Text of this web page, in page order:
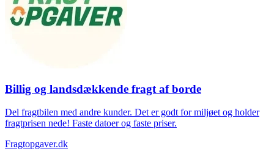
Billig og landsdækkende fragt af borde
Del fragtbilen med andre kunder. Det er godt for miljøet og holder
fragtprisen nede! Faste datoer og faste priser.
Fragtopgaver.dk